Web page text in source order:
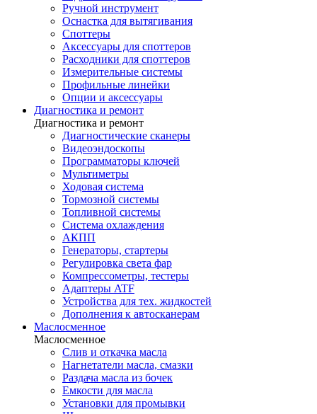
Ручной инструмент
Оснастка для вытягивания
Споттеры
Аксессуары для споттеров
Расходники для споттеров
Измерительные системы
Профильные линейки
Опции и аксессуары
Диагностика и ремонт
Диагностика и ремонт
Диагностические сканеры
Видеоэндоскопы
Программаторы ключей
Мультиметры
Ходовая система
Тормозной системы
Топливной системы
Система охлаждения
АКПП
Генераторы, стартеры
Регулировка света фар
Компрессометры, тестеры
Адаптеры ATF
Устройства для тех. жидкостей
Дополнения к автосканерам
Маслосменное
Маслосменное
Слив и откачка масла
Нагнетатели масла, смазки
Раздача масла из бочек
Емкости для масла
Установки для промывки